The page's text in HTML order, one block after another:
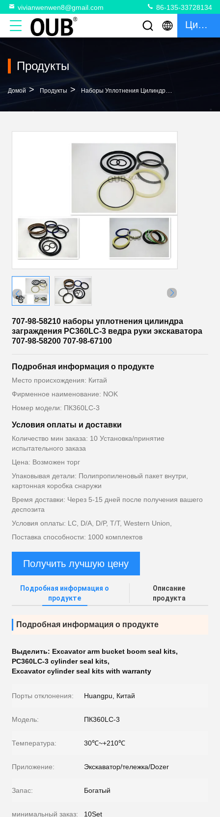
vivianwenwen8@gmail.com 86-135-33728134
Цитата
Продукты
Домой > Продукты > Наборы Уплотнения Цилиндра
707-98-58210 наборы уплотнения цилиндра
заграждения PC360LC-3 ведра руки экскаватора
707-98-58200 707-98-67100
Подробная информация о продукте
Место происхождения: Китай
Фирменное наименование: NOK
Номер модели: ПК360LC-3
Условия оплаты и доставки
Количество мин заказа: 10 Установка/принятие
испытательного заказа
Цена: Возможен торг
Упаковывая детали: Полипропиленовый пакет внутри,
картонная коробка снаружи
Время доставки: Через 5-15 дней после получения вашего
деспозита
Условия оплаты: LC, D/A, D/P, T/T, Western Union,
Поставка способности: 1000 комплектов
Получить лучшую цену
Подробная информация о
продукте
Описание
продукта
Подробная информация о продукте
Выделить: Excavator arm bucket boom seal kits,
PC360LC-3 cylinder seal kits,
Excavator cylinder seal kits with warranty
Порты отклонения: Huangpu, Китай
Модель: ПК360LC-3
Температура: 30℃~+210℃
Приложение: Экскаватор/тележка/Dozer
Запас: Богатый
минимальный заказ: 10Set